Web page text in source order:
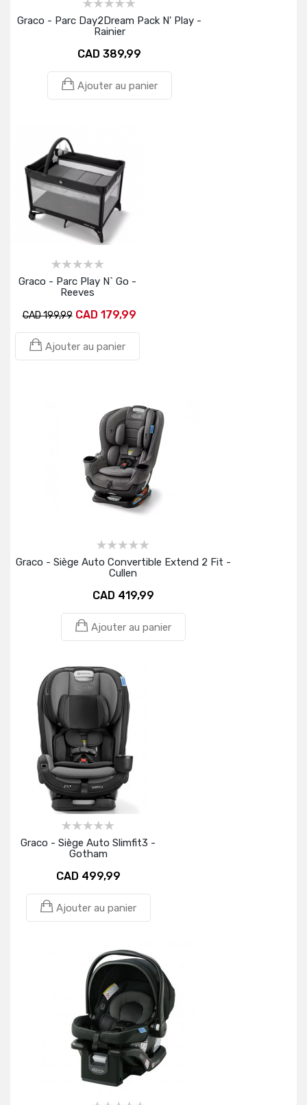
Graco - Parc Day2Dream Pack N' Play -
Rainier
CAD 389,99
Ajouter au panier
Graco - Parc Play N` Go -
Reeves
CAD 199,99 CAD 179,99
Ajouter au panier
Graco - Siège Auto Convertible Extend 2 Fit -
Cullen
CAD 419,99
Ajouter au panier
Graco - Siège Auto Slimfit3 -
Gotham
CAD 499,99
Ajouter au panier